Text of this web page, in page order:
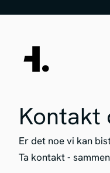
Kontakt
Er det noe vi kan
Ta kontakt -